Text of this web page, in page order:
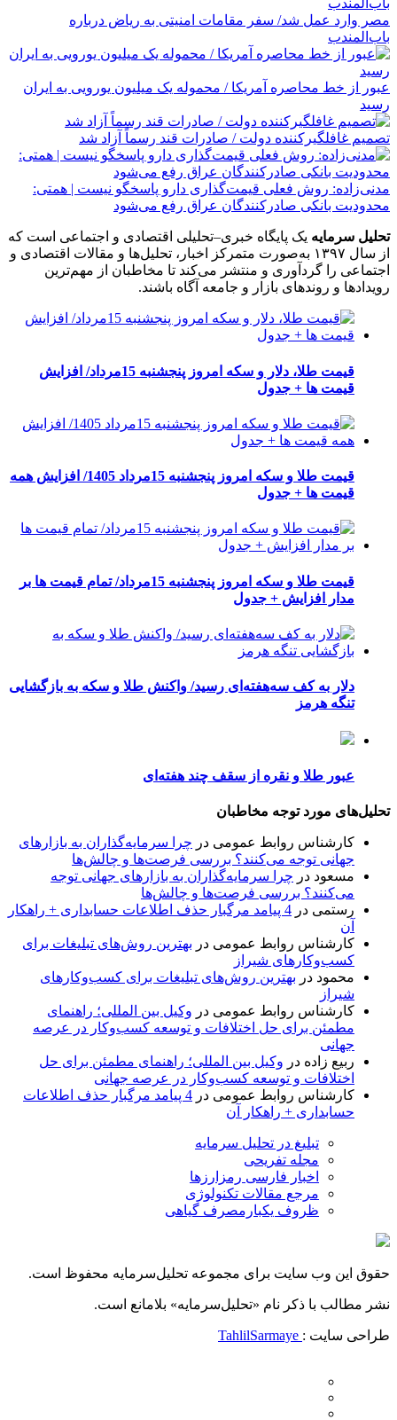
مصر وارد عمل شد/ سفر مقامات امنیتی به ریاض درباره
باب‌المندب
عبور از خط محاصره آمریکا / محموله یک میلیون یورویی به ایران
رسید
تصمیم غافلگیرکننده دولت / صادرات قند رسماً آزاد شد
مدنی‌زاده: روش فعلی قیمت‌گذاری دارو پاسخگو نیست | همتی:
محدودیت بانکی صادرکنندگان عراق رفع می‌شود
تحلیل سرمایه یک پایگاه خبری–تحلیلی اقتصادی و اجتماعی است که
از سال ۱۳۹۷ به‌صورت متمرکز اخبار، تحلیل‌ها و مقالات اقتصادی و
اجتماعی را گردآوری و منتشر می‌کند تا مخاطبان از مهم‌ترین
رویدادها و روندهای بازار و جامعه آگاه باشند.
قیمت طلا، دلار و سکه امروز پنجشنبه 15مرداد/ افزایش
قیمت ها + جدول
قیمت طلا و سکه امروز پنجشنبه 15مرداد 1405/ افزایش همه
قیمت ها + جدول
قیمت طلا و سکه امروز پنجشنبه 15مرداد/ تمام قیمت ها بر
مدار افزایش + جدول
دلار به کف سه‌هفته‌ای رسید/ واکنش طلا و سکه به بازگشایی
تنگه هرمز
عبور طلا و نقره از سقف چند هفته‌ای
تحلیل‌های مورد توجه مخاطبان
کارشناس روابط عمومی در چرا سرمایه‌گذاران به بازارهای
جهانی توجه می‌کنند؟ بررسی فرصت‌ها و چالش‌ها
مسعود در چرا سرمایه‌گذاران به بازارهای جهانی توجه
می‌کنند؟ بررسی فرصت‌ها و چالش‌ها
رستمی در
4 پیامد مرگبار حذف اطلاعات حسابداری + راهکار
آن
کارشناس روابط عمومی در بهترین روش‌های تبلیغات برای
کسب‌وکارهای شیراز
محمود در بهترین روش‌های تبلیغات برای کسب‌وکارهای
شیراز
کارشناس روابط عمومی در وکیل بین المللی؛ راهنمای
مطمئن برای حل اختلافات و توسعه کسب‌وکار در عرصه
جهانی
ربیع زاده در وکیل بین المللی؛ راهنمای مطمئن برای حل
اختلافات و توسعه کسب‌وکار در عرصه جهانی
کارشناس روابط عمومی در
4 پیامد مرگبار حذف اطلاعات
حسابداری + راهکار آن
تبلیغ در تحلیل سرمایه
مجله تفریحی
اخبار فارسی رمزارزها
مرجع مقالات تکنولوژی
ظروف یکبارمصرف گیاهی
حقوق این وب سایت برای مجموعه تحلیل‌سرمایه محفوظ است.
نشر مطالب با ذکر نام «تحلیل‌سرمایه» بلامانع است.
طراحی سایت :